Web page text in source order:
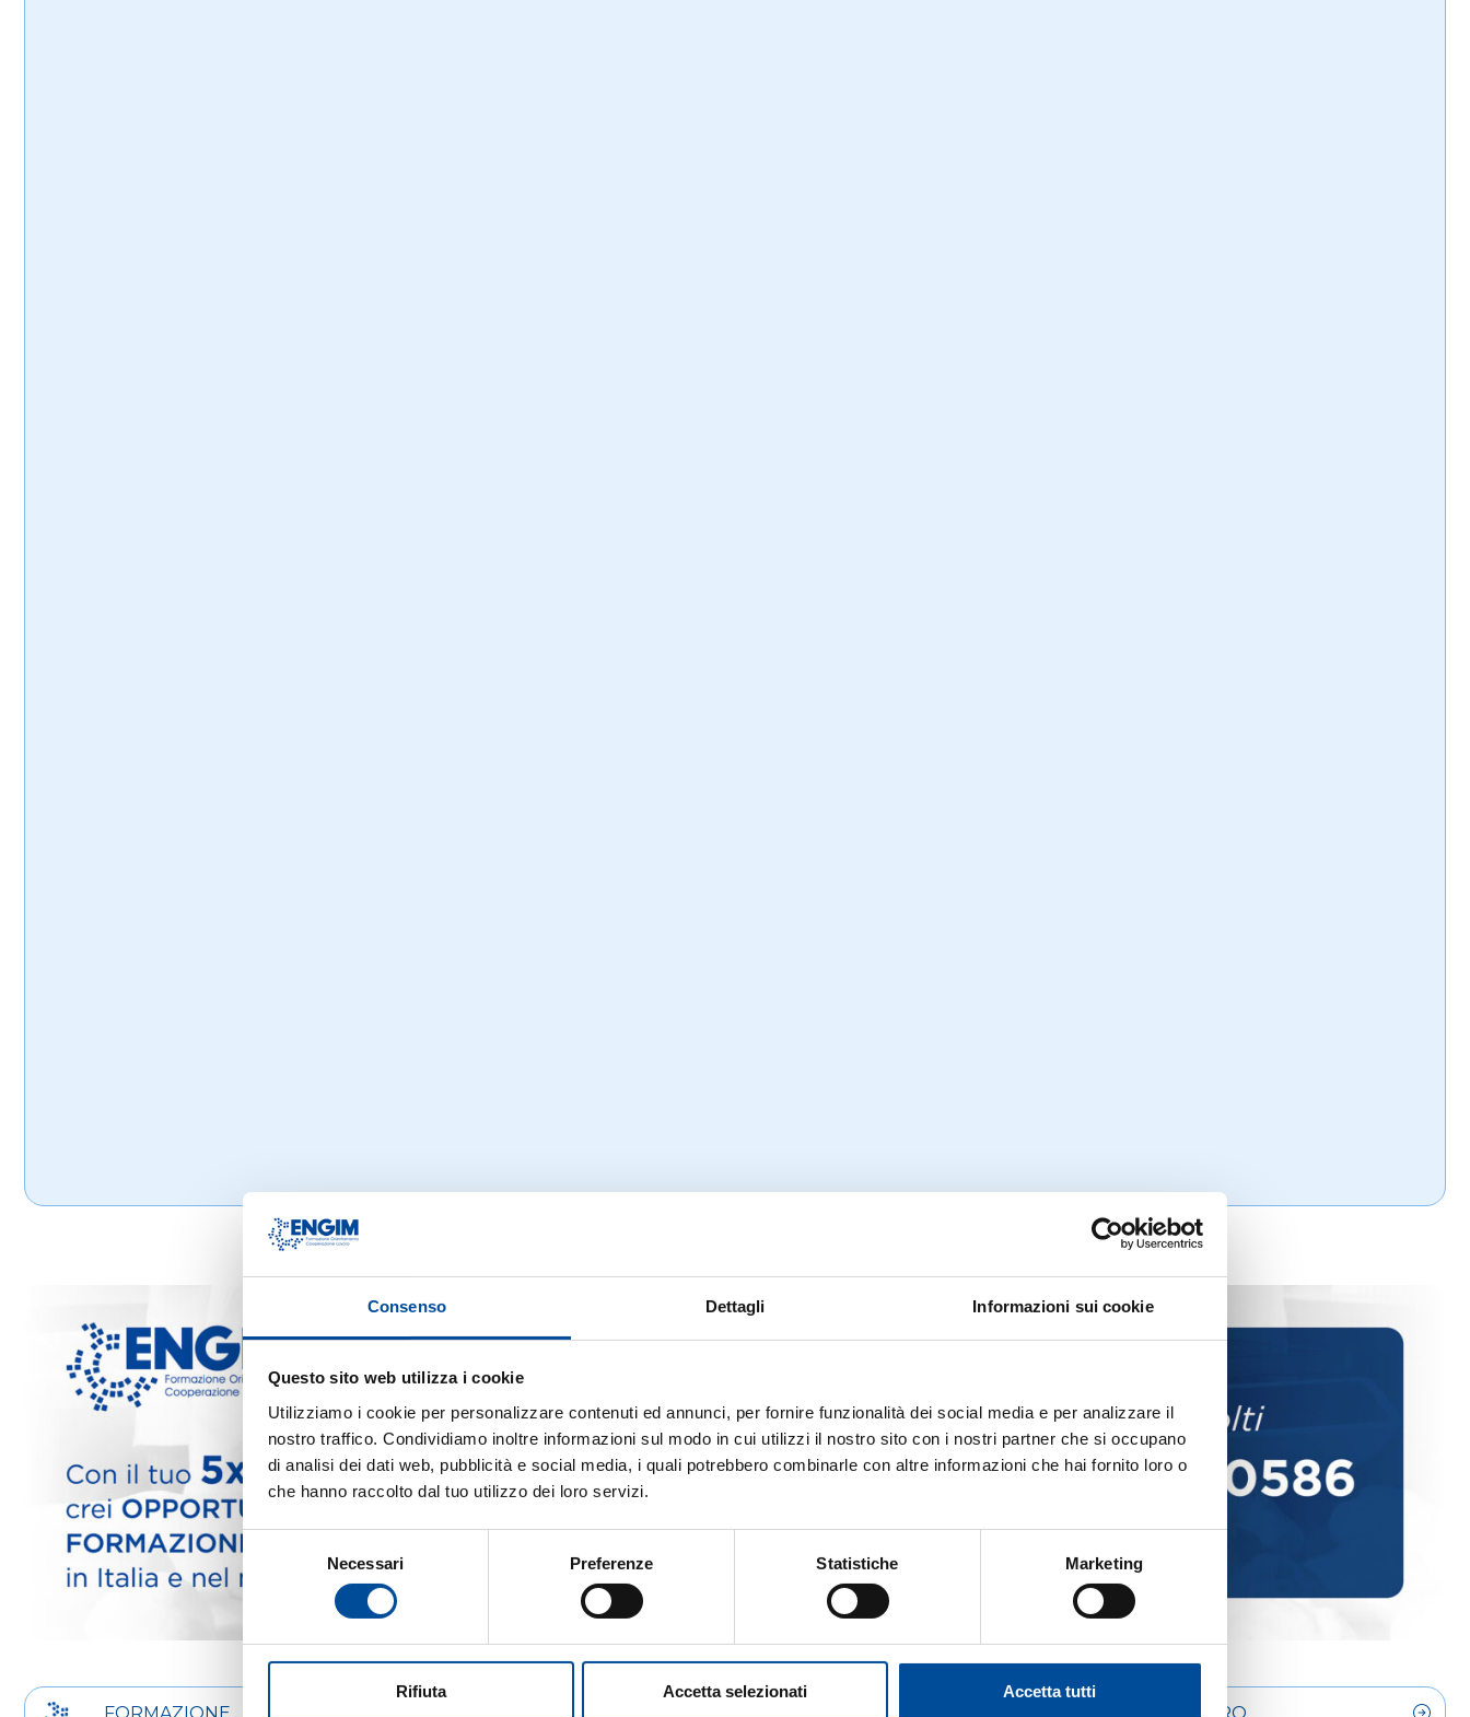
Consenso Dettagli Informazioni sui cookie
Questo sito web utilizza i cookie
Utilizziamo i cookie per personalizzare contenuti ed annunci, per fornire funzionalità dei social media e per analizzare il
nostro traffico. Condividiamo inoltre informazioni sul modo in cui utilizzi il nostro sito con i nostri partner che si occupano
di analisi dei dati web, pubblicità e social media, i quali potrebbero combinarle con altre informazioni che hai fornito loro o
che hanno raccolto dal tuo utilizzo dei loro servizi.
Necessari Preferenze Statistiche Marketing
Rifiuta Accetta selezionati Accetta tutti